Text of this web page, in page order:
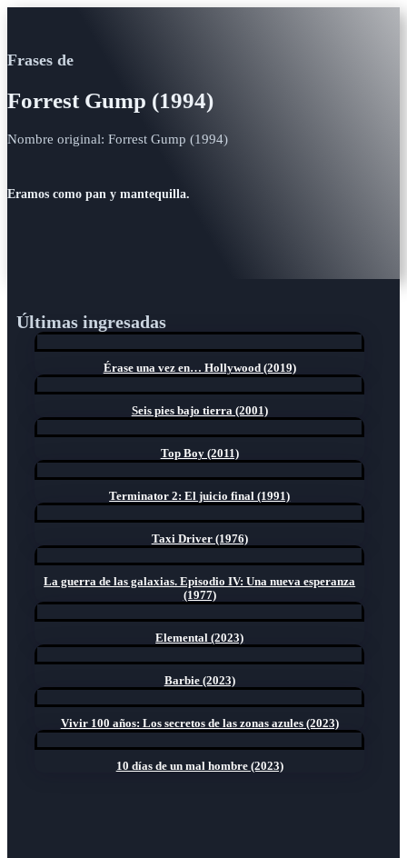
Frases de
Forrest Gump (1994)
Nombre original: Forrest Gump (1994)
Eramos como pan y mantequilla.
Últimas ingresadas
Érase una vez en… Hollywood (2019)
Seis pies bajo tierra (2001)
Top Boy (2011)
Terminator 2: El juicio final (1991)
Taxi Driver (1976)
La guerra de las galaxias. Episodio IV: Una nueva esperanza
(1977)
Elemental (2023)
Barbie (2023)
Vivir 100 años: Los secretos de las zonas azules (2023)
10 días de un mal hombre (2023)